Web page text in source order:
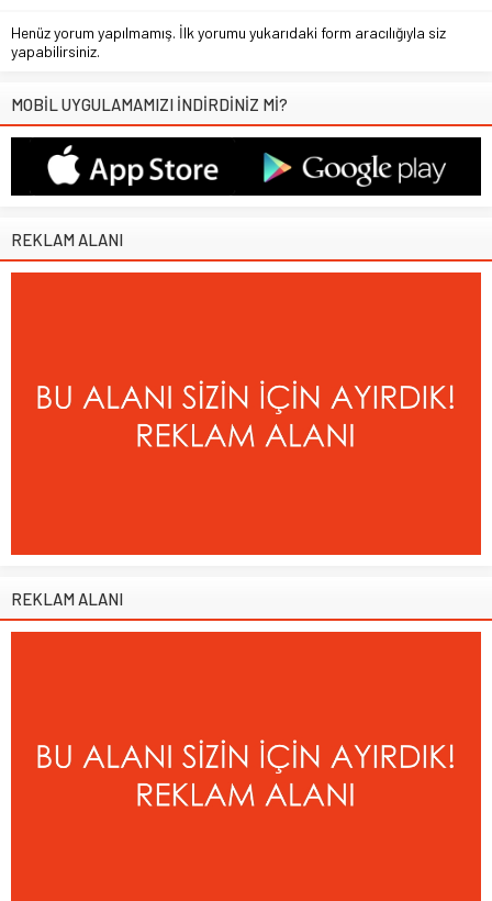
Henüz yorum yapılmamış. İlk yorumu yukarıdaki form aracılığıyla siz
yapabilirsiniz.
MOBİL UYGULAMAMIZI İNDİRDİNİZ Mİ?
REKLAM ALANI
REKLAM ALANI